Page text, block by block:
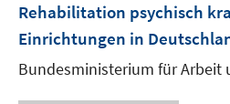
Rehabilitation psychisch
Einrichtungen in
Bundesministerium für Arbeit